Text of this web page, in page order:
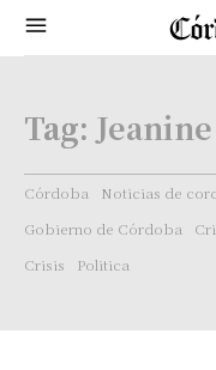
Tag:
Córdoba Noticias de
Gobierno de Córdoba
Crisis
Politica